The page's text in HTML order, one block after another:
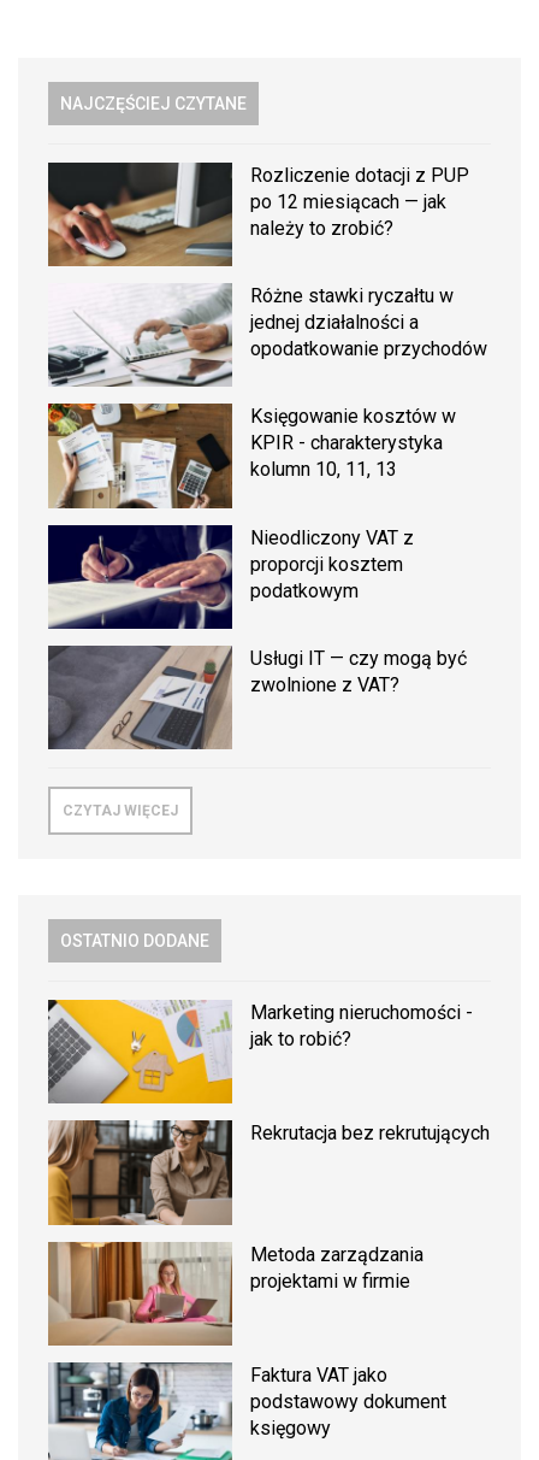
NAJCZĘŚCIEJ CZYTANE
Rozliczenie dotacji z PUP
po 12 miesiącach — jak
należy to zrobić?
Różne stawki ryczałtu w
jednej działalności a
opodatkowanie przychodów
Księgowanie kosztów w
KPIR - charakterystyka
kolumn 10, 11, 13
Nieodliczony VAT z
proporcji kosztem
podatkowym
Usługi IT — czy mogą być
zwolnione z VAT?
CZYTAJ WIĘCEJ
OSTATNIO DODANE
Marketing nieruchomości -
jak to robić?
Rekrutacja bez rekrutujących
Metoda zarządzania
projektami w firmie
Faktura VAT jako
podstawowy dokument
księgowy